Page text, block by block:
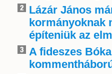
Lázár János
kormányoknak
építeniük az
A fideszes